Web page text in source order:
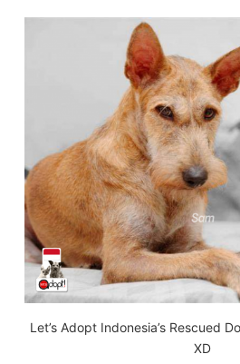
Let’s Adopt Indonesia’s Rescued
XD